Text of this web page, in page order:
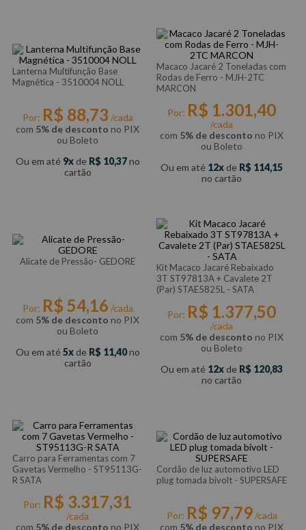
Lanterna Multifunção Base
Magnética - 3510004 NOLL
Por: R$ 88,73 /cada
com 5% de desconto no PIX
ou Boleto
Ou em até 9 de R$ 10,37no
cartão
Macaco Jacaré 2 Toneladas com
Rodas de Ferro - MJH-2TC
MARCON
Por: R$ 1.301,40
/cada
com 5% de desconto no PIX
ou Boleto
Ou em até 12 de R$ 114,15
no cartão
Alicate de Pressão- GEDORE
Por: R$ 54,16 /cada
com 5% de desconto no PIX
ou Boleto
Ou em até 5 de R$ 11,40no
cartão
Kit Macaco Jacaré Rebaixado
3T ST97813A + Cavalete 2T
(Par) STAE5825L - SATA
Por: R$ 1.377,50
/cada
com 5% de desconto no PIX
ou Boleto
Ou em até 12 de R$ 120,83
no cartão
Carro para Ferramentas com 7
Gavetas Vermelho - ST95113G-
R SATA
Por: R$ 3.317,31
/cada
com 5% de desconto no PIX
Cordão de luz automotivo LED
plug tomada bivolt - SUPERSAFE
Por: R$ 97,79/cada
com 5% de desconto no PIX